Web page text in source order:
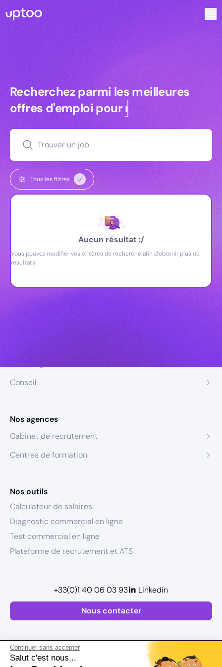
Continuer sans accepter
Salut c'est nous...
Recherchez parmi les meilleures
Recherchez parmi les meilleures
offres d'emploi pourmanagers
Trouver un job
Tous les filtres
Aucun résultat :/
Vous pouvez modifier vos critères de recherche afin d'obtenir plus de
résultats
Conseil
Nos agences
Cabinet de recrutement
Centres de formation
Nos outils
Calculateur de salaires
Diagnostic commercial en ligne
Test commercial en ligne
Plateforme de recrutement et ATS
Nous contacter
+33(0)1 40 06 03 93 Linkedin